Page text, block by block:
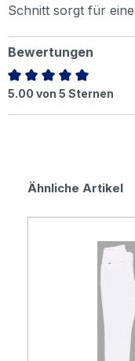
Schnitt sorgt für
Bewertungen
Durchschnittliche
5.00 von 5 Sternen
Produktgalerie
Ähnliche Artikel